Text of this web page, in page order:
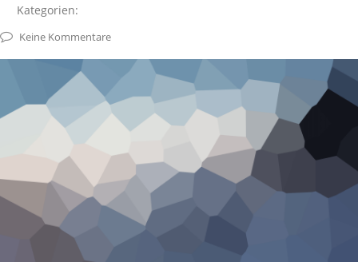
Kategorien:
Keine Kommentare